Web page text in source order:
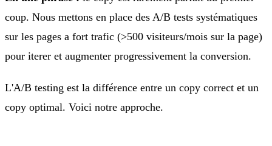
coup. Nous mettons en place des A/B tests systématiques
sur les pages a fort trafic (>500 visiteurs/mois sur la page)
pour iterer et augmenter progressivement la conversion.
L'A/B testing est la différence entre un copy correct et un
copy optimal. Voici notre approche.